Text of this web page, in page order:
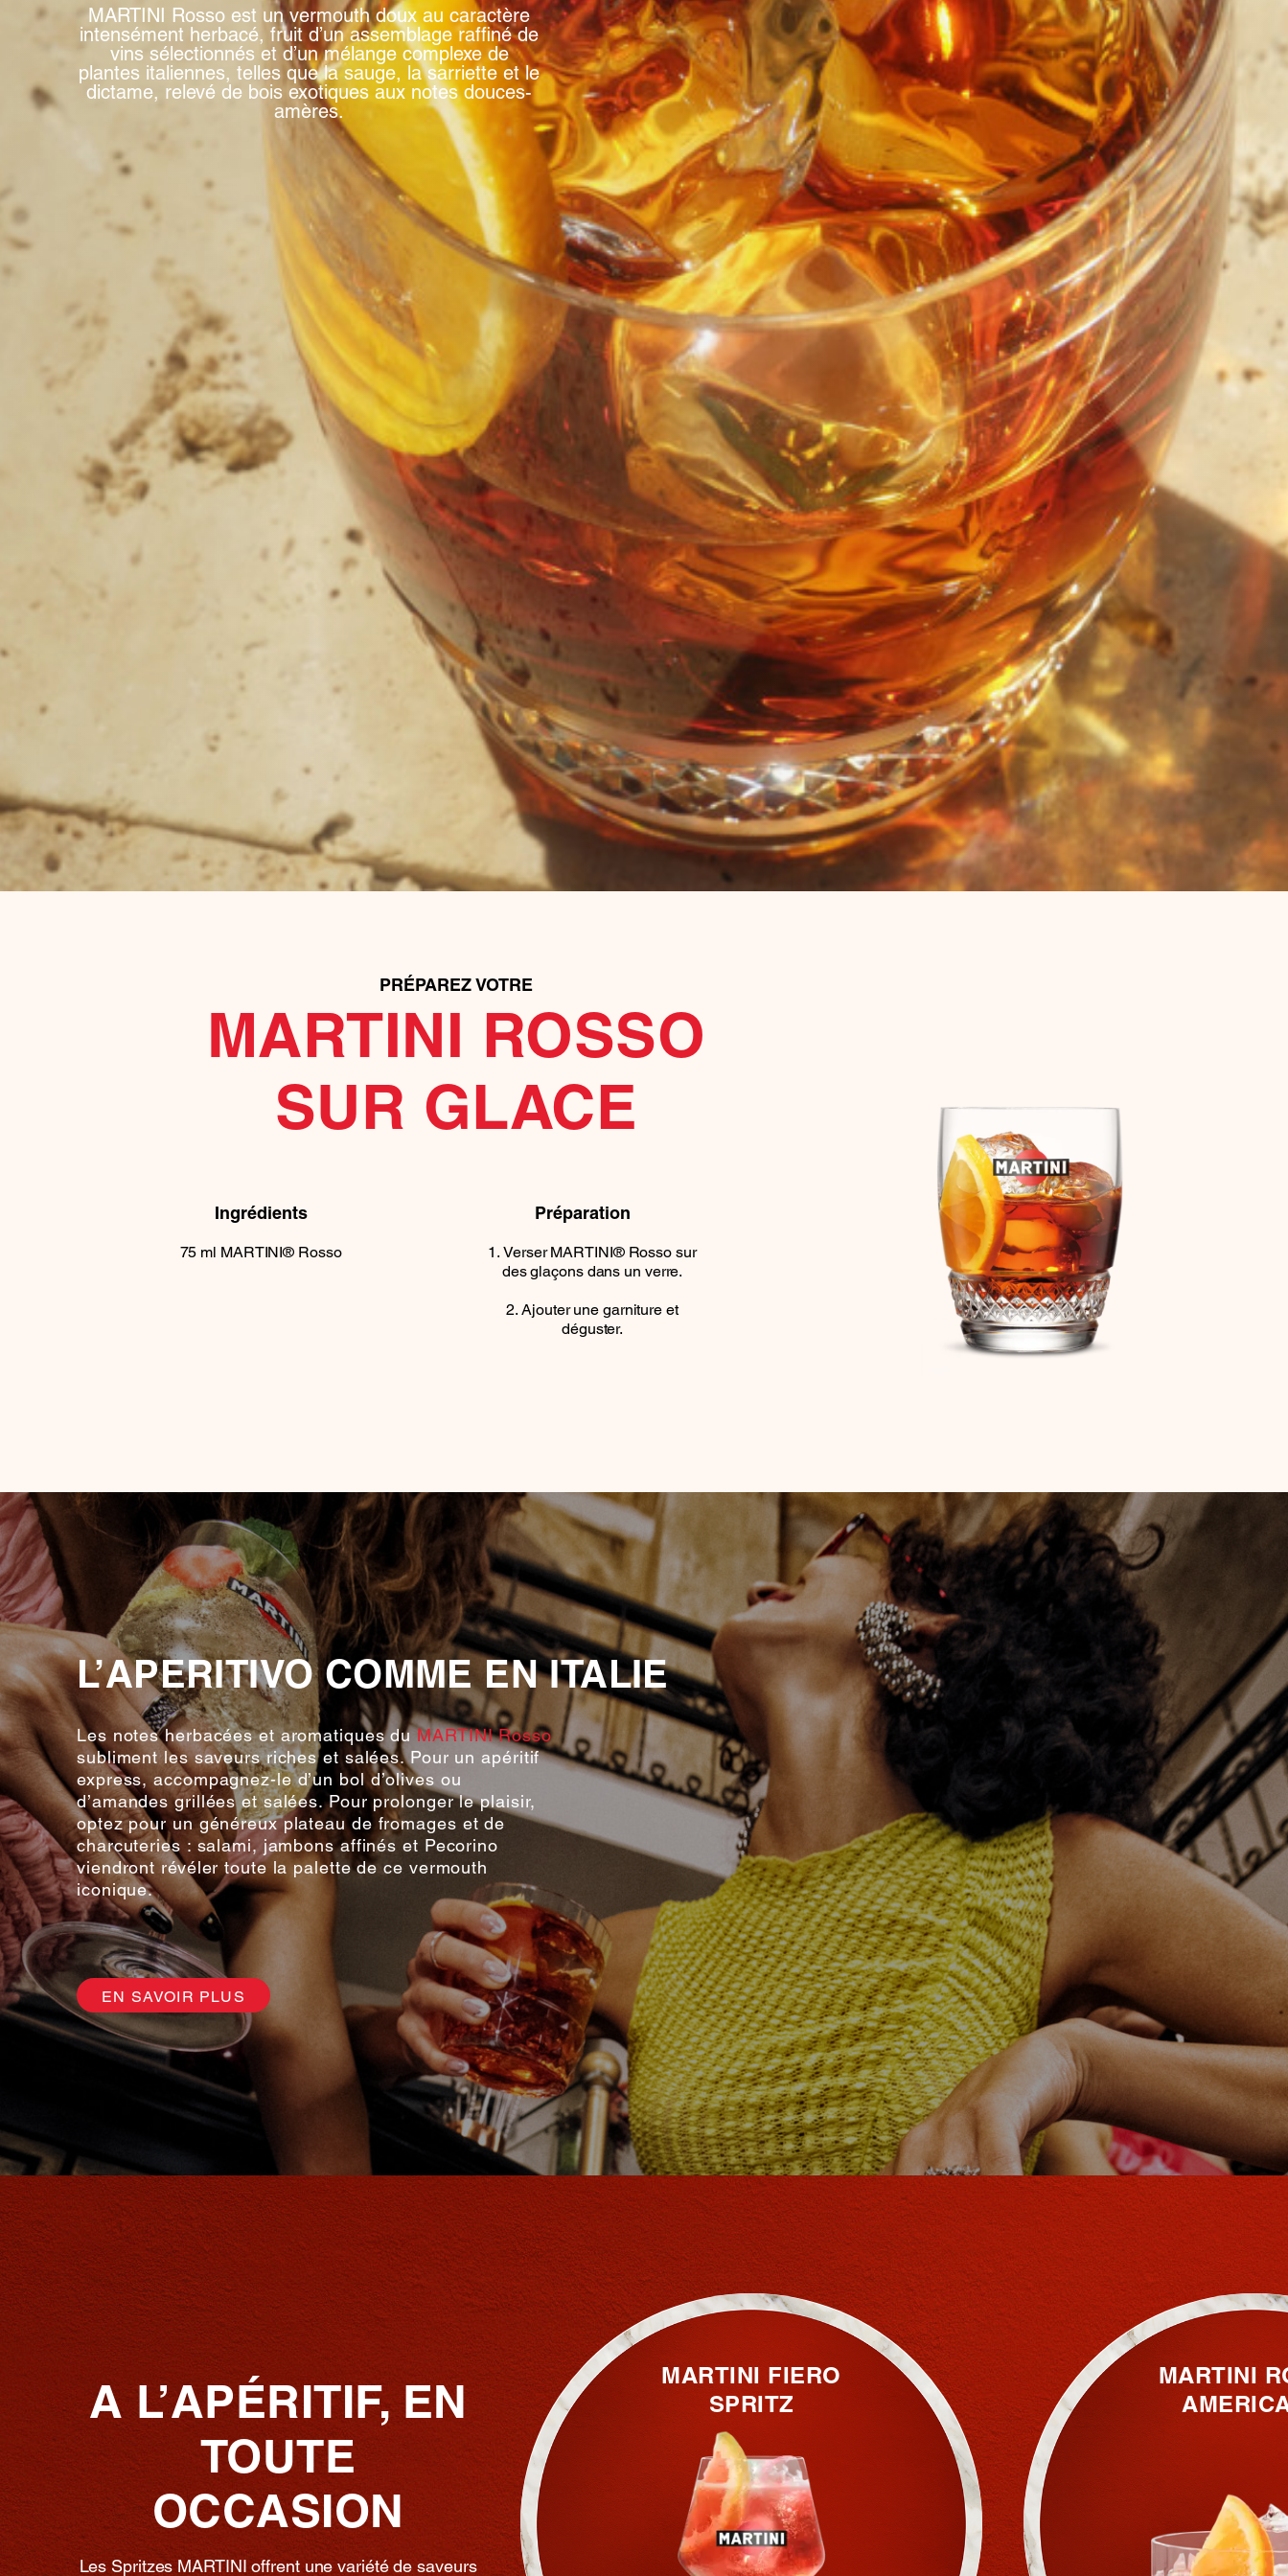
MARTINI Rosso est un vermouth doux au caractère
intensément herbacé, fruit d’un assemblage raffiné de
vins sélectionnés et d’un mélange complexe de
plantes italiennes, telles que la sauge, la sarriette et le
dictame, relevé de bois exotiques aux notes douces-
amères.
PRÉPAREZ VOTRE
MARTINI ROSSO
SUR GLACE
Ingrédients
75 ml MARTINI® Rosso
Préparation
Verser MARTINI® Rosso sur
des glaçons dans un verre.
Ajouter une garniture et
déguster.
L’APERITIVO COMME EN ITALIE
Les notes herbacées et aromatiques duMARTINI Rosso
subliment les saveurs riches et salées. Pour un apéritif
express, accompagnez-le d’un bol d’olives ou
d’amandes grillées et salées. Pour prolonger le plaisir,
optez pour un généreux plateau de fromages et de
charcuteries : salami, jambons affinés et Pecorino
viendront révéler toute la palette de ce vermouth
iconique.
EN SAVOIR PLUS
A L’APÉRITIF, EN
TOUTE
OCCASION
Les Spritzes MARTINI offrent une variété de saveurs
MARTINI FIERO
SPRITZ
MARTINI